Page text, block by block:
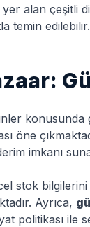
alan çeşitli
temin
konusunda
öne
imkanı
stok
Ayrıca,
politikası ile